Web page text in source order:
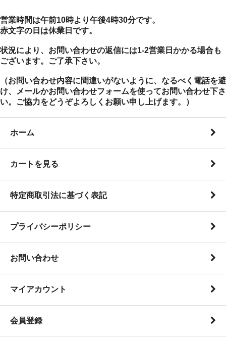
営業時間は午前10時より午後4時30分です。
赤文字の日は休業日です。
状況により、お問い合わせの返信には1-2営業日かかる場合も
ございます。ご了承下さい。
（お問い合わせ内容に間違いがないように、なるべく電話を避
け、メールかお問い合わせフォームを使ってお問い合わせ下さ
い。ご協力をどうぞよろしくお願い申し上げます。）
ホーム
カートを見る
特定商取引法に基づく表記
プライバシーポリシー
お問い合わせ
マイアカウント
会員登録